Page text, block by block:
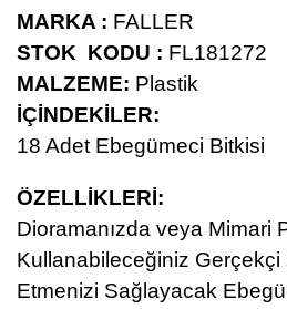
MARKA : FALLER
STOK KODU : FL181272
MALZEME: Plastik
İÇİNDEKİLER:
18 Adet Ebegümeci Bitkisi
ÖZELLİKLERİ:
Dioramanızda veya Mimari
Kullanabileceğiniz Gerçekçi
Etmenizi Sağlayacak